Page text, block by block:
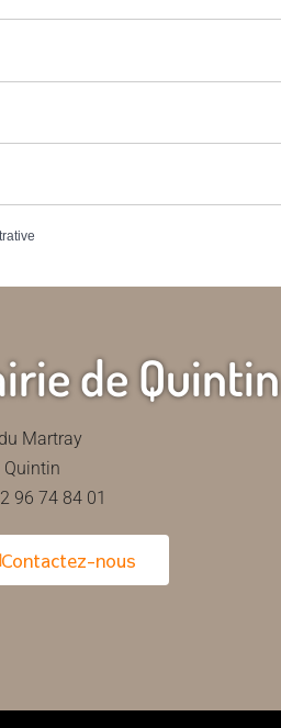
de Quintin
Martray
Quintin
96 74 84 01
Contactez-nous